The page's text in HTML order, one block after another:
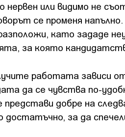
нервен или видимо не
се променя
като зададе
за която
работата зависи
да се чувства по-
представи добре на
достатъчно, за да